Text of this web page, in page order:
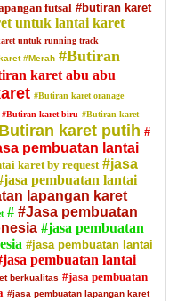
futsal #butiran karet
untuk lantai karet
untuk running track
#Merah #Butiran
karet abu abu
#Butiran karet oranage
#Butiran karet biru #Butiran karet
karet putih #
pembuatan lantai
karet by request #jasa
pembuatan lantai
lapangan karet
# #Jasa pembuatan
#jasa pembuatan
#jasa pembuatan lantai
pembuatan lantai
berkualitas #jasa pembuatan
#jasa pembuatan lapangan karet